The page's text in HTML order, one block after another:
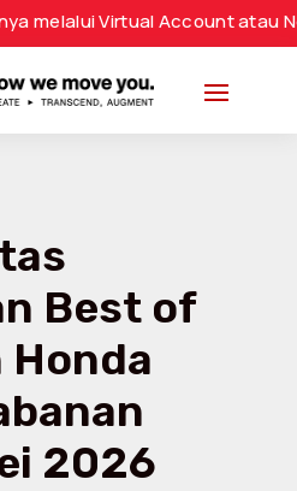
Account atau Nomor
Best of
2026